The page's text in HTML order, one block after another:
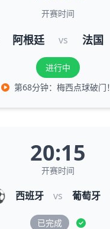
开赛时间
阿根廷 vs 法国
进行中
第68分钟：梅西点球破门！
20:15
开赛时间
西班牙 vs 葡萄牙
已完成